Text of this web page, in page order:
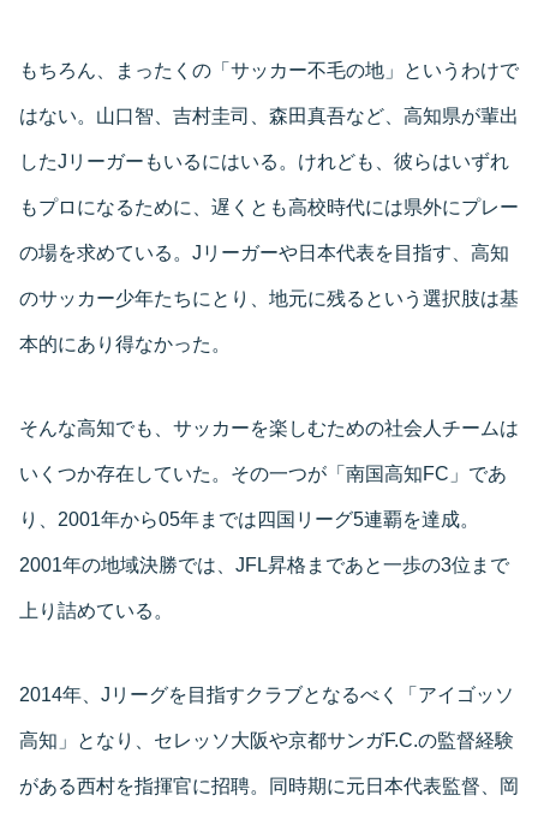
もちろん、まったくの「サッカー不毛の地」というわけで
はない。山口智、吉村圭司、森田真吾など、高知県が輩出
したJリーガーもいるにはいる。けれども、彼らはいずれ
もプロになるために、遅くとも高校時代には県外にプレー
の場を求めている。Jリーガーや日本代表を目指す、高知
のサッカー少年たちにとり、地元に残るという選択肢は基
本的にあり得なかった。
そんな高知でも、サッカーを楽しむための社会人チームは
いくつか存在していた。その一つが「南国高知FC」であ
り、2001年から05年までは四国リーグ5連覇を達成。
2001年の地域決勝では、JFL昇格まであと一歩の3位まで
上り詰めている。
2014年、Jリーグを目指すクラブとなるべく「アイゴッソ
高知」となり、セレッソ大阪や京都サンガF.C.の監督経験
がある西村を指揮官に招聘。同時期に元日本代表監督、岡